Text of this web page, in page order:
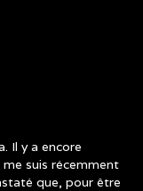
Il y a encore
suis récemment
que, pour être